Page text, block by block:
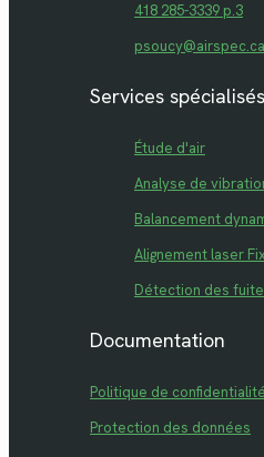
418 285-3339 p.3
psoucy@airspec.ca
Services spécialisés
Étude d'air
Analyse de
Balancement
Alignement laser
Détection des
Documentation
Politique de confidentialité
Protection des données